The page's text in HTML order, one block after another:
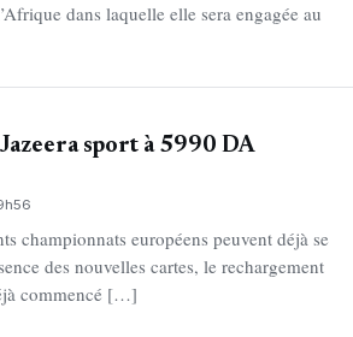
dans laquelle elle sera engagée au
sport à 5990 DA
championnats européens peuvent déjà se
des nouvelles cartes, le rechargement
commencé […]